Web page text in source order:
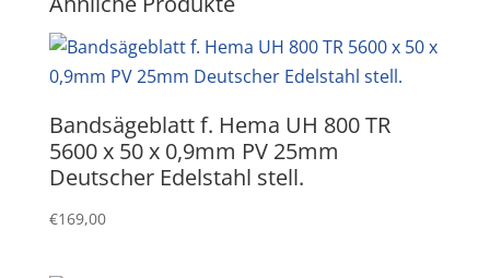
Bandsägeblatt f. Hema UH 800 TR
5600 x 50 x 0,9mm PV 25mm
Deutscher Edelstahl stell.
€169,00